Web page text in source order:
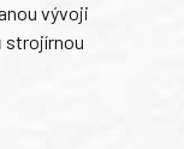
vývoji
strojírnou